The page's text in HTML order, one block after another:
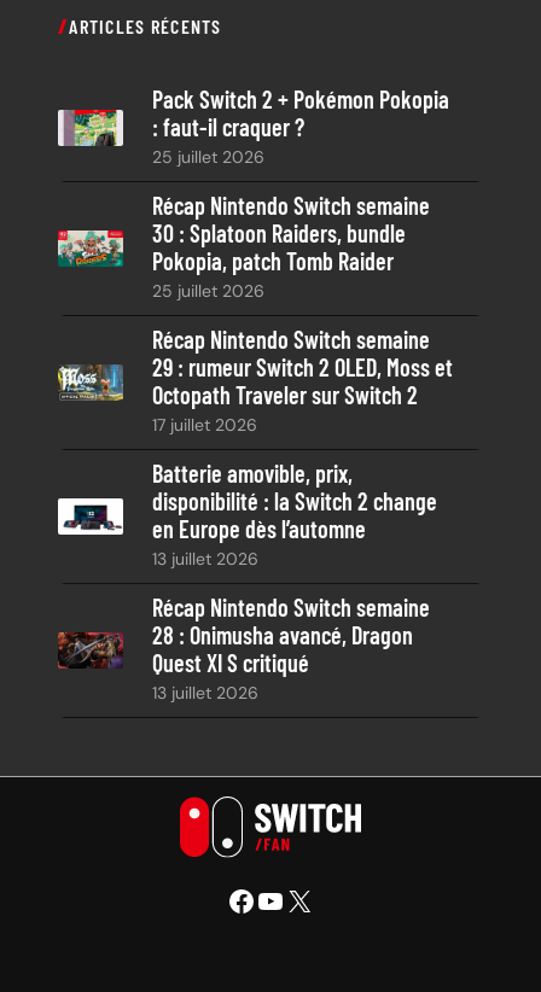
h ARTICLES RÉCENTS
Pack Switch 2 + Pokémon Pokopia
: faut-il craquer ?
25 juillet 2026
Récap Nintendo Switch semaine
30 : Splatoon Raiders, bundle
Pokopia, patch Tomb Raider
25 juillet 2026
Récap Nintendo Switch semaine
29 : rumeur Switch 2 OLED, Moss et
Octopath Traveler sur Switch 2
17 juillet 2026
Batterie amovible, prix,
disponibilité : la Switch 2 change
en Europe dès l’automne
13 juillet 2026
Récap Nintendo Switch semaine
28 : Onimusha avancé, Dragon
Quest XI S critiqué
13 juillet 2026
Facebook YouTube X